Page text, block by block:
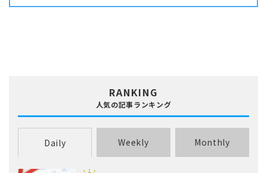
ニザダイ・サンノジニシンネズミゴチ・メゴチ
RANKING
人気の記事ランキング
Daily Weekly Monthly